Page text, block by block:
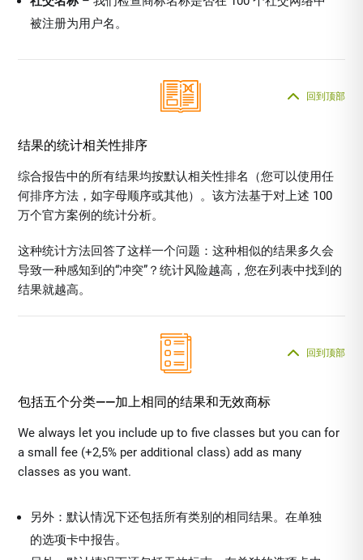
被注册为用户名。
结果的统计相关性排序
回到顶部
综合报告中的所有结果均按默认相关性排名（您可以使用任
何排序方法，如字母顺序或其他）。该方法基于对上述 100
万个官方案例的统计分析。
这种统计方法回答了这样一个问题：这种相似的结果多久会
导致一种感知到的“冲突”？统计风险越高，您在列表中找到的
结果就越高。
包括五个分类——加上相同的结果和无效商标
回到顶部
We always let you include up to five classes but you can for
a small fee (+2,5% per additional class) add as many
classes as you want.
另外：默认情况下还包括所有类别的相同结果。在单独
的选项卡中报告。